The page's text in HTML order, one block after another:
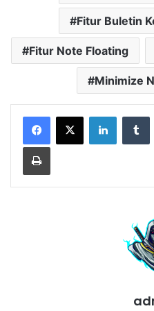
Fitur Buletin
Fitur Note Floating
Minimize
LinkedIn
Print